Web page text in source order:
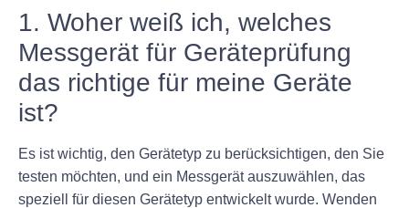
1. Woher weiß ich, welches
Messgerät für Geräteprüfung
das richtige für meine Geräte
ist?
Es ist wichtig, den Gerätetyp zu berücksichtigen, den Sie
testen möchten, und ein Messgerät auszuwählen, das
speziell für diesen Gerätetyp entwickelt wurde. Wenden